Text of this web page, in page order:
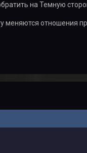
на Темную
меняются отношения